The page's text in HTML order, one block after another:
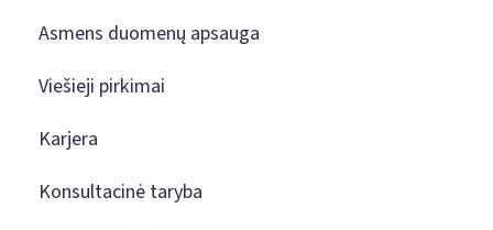
Asmens duomenų apsauga
Viešieji pirkimai
Karjera
Konsultacinė taryba